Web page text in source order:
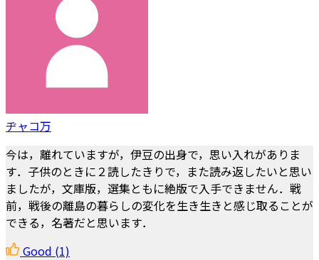
ヂャコ万
今は，離れていますが，伊豆の出身で，思い入れがありま
す．子供のときに２読したきりで，また読み返したいと思い
ましたが，文庫版，選集ともに絶版で入手できません．戦
前，戦後の離島の暮らしの変化を生き生きと感じ取ることが
できる，名著だと思います．
Good (1)